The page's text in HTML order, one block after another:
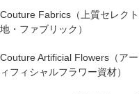
Couture Fabrics（上質セレク
地・ファブリック）
Couture Artificial Flowers（ア
ィフィシャルフラワー資材）